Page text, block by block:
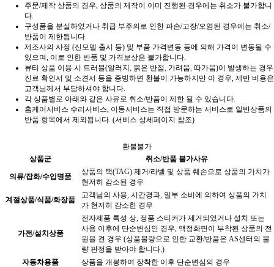
주문/제작 상품의 경우, 상품의 제작이 이미 진행된 경우에는 취소가 불가합니
다.
구성품을 분실하였거나 취급 부주의로 인한 파손/고장/오염된 경우에는 취소/
반품이 제한됩니다.
제조사의 사정 (신모델 출시 등) 및 부품 가격변동 등에 의해 가격이 변동될 수
있으며, 이로 인한 반품 및 가격보상은 불가합니다.
뷰티 상품 이용 시 트러블(알러지, 붉은 반점, 가려움, 따가움)이 발생하는 경우
진료 확인서 및 소견서 등을 증빙하면 환불이 가능하지만 이 경우, 제반 비용은
고객님께서 부담하셔야 합니다.
각 상품별로 아래와 같은 사유로 취소/반품이 제한 될 수 있습니다.
홈케어서비스 수리서비스, 이동서비스는 직접 방문하는 서비스로 일반상품의
반품 항목에서 제외됩니다. (서비스 상세페이지 참조)
환불불가
상품군
취소/반품 불가사유
의류/잡화/수입명품
상품의 택(TAG) 제거/라벨 및 상품 훼손으로 상품의 가치가
현저히 감소된 경우
계절상품/식품/화장품
고객님의 사용, 시간경과, 일부 소비에 의하여 상품의 가치
가 현저히 감소한 경우
가전/설치상품
전자제품 특성 상, 정품 스티커가 제거되었거나 설치 또는
사용 이후에 단순변심인 경우, 액정화면이 부착된 상품의 전
원을 켠 경우 (상품불량으로 인한 교환/반품은 AS센터의 불
량 판정을 받아야 합니다.)
자동차용품
상품을 개봉하여 장착한 이후 단순변심의 경우